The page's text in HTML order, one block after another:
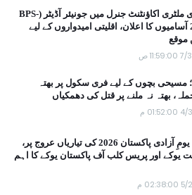
آفس آف دی ملٹری اکاؤنٹنٹ جنرل میں جونیئر آڈیٹر (BPS-
11) کی 274 آسامیوں کا اعلان، اقلیتی امیدواروں کے لیے
موقع
ص
مسیحی بچوں کے لیے فری سکول پر بھتہ
بھتہ نہ ملنے پر قتل کی دھمکیاں
م
انگلینڈ میں یومِ آزادی پاکستان 2026 کی تیاریاں عروج پر،
یوکے اور پریس کلب آف پاکستان یوکے کا اہم
م